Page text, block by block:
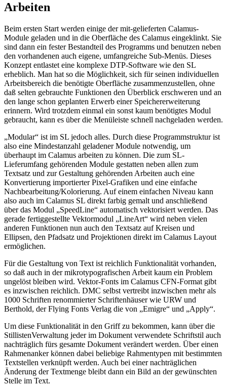
Arbeiten
Beim ersten Start werden einige der mit-gelieferten Calamus-
Module geladen und in die Oberfläche des Calamus eingeklinkt. Sie
sind dann ein fester Bestandteil des Programms und benutzen neben
den vorhandenen auch eigene, umfangreiche Sub-Menüs. Dieses
Konzept entlastet eine komplexe DTP-Software wie den SL
erheblich. Man hat so die Möglichkeit, sich für seinen individuellen
Arbeitsbereich die benötigte Oberfläche zusammenzustellen, ohne
daß selten gebrauchte Funktionen den Überblick erschweren und an
den lange schon geplanten Erwerb einer Speichererweiterung
erinnern. Wird trotzdem einmal ein sonst kaum benötigtes Modul
gebraucht, kann es über die Menüleiste schnell nachgeladen werden.
„Modular“ ist im SL jedoch alles. Durch diese Programmstruktur ist
also eine Mindestanzahl geladener Module notwendig, um
überhaupt im Calamus arbeiten zu können. Die zum SL-
Lieferumfang gehörenden Module gestatten neben allen zum
Textsatz und zur Gestaltung gehörenden Arbeiten auch eine
Konvertierung importierter Pixel-Grafiken und eine einfache
Nachbearbeitung/Kolorierung. Auf einem einfachen Niveau kann
also auch im Calamus SL direkt farbig gemalt und anschließend
über das Modul „SpeedLine“ automatisch vektorisiert werden. Das
gerade fertiggestellte Vektormodul „LineArt“ wird neben vielen
anderen Funktionen nun auch den Textsatz auf Kreisen und
Ellipsen, den Pfadsatz und Projektionen direkt im Calamus Layout
ermöglichen.
Für die Gestaltung von Text ist reichlich Funktionalität vorhanden,
so daß auch in der mikrotypografischen Arbeit kaum ein Problem
ungelöst bleiben wird. Vektor-Fonts im Calamus CFN-Format gibt
es inzwischen reichlich. DMC selbst vertreibt inzwischen mehr als
1000 Schriften renommierter Schriftenhäuser wie URW und
Berthold, der Flying Fonts Verlag die von „Emigre“ und „Apply“.
Um diese Funktionalität in den Griff zu bekommen, kann über die
StillistenVerwaltung jeder im Dokument verwendete Schriftstil auch
nachträglich fürs gesamte Dokument verändert werden. Über einen
Rahmenanker können dabei beliebige Rahmentypen mit bestimmten
Textstellen verknüpft werden. Auch bei einer nachträglichen
Änderung der Textmenge bleibt dann ein Bild an der gewünschten
Stelle im Text.